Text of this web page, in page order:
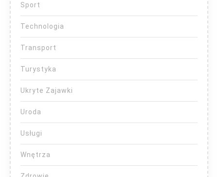
Sport
Technologia
Transport
Turystyka
Ukryte Zajawki
Uroda
Usługi
Wnętrza